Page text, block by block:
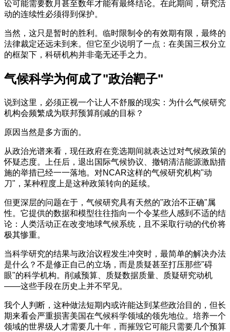
讼可能需要数月甚至数年才能有最终结论。在此期间，研究活
动的连续性必须得到保护。
当然，这只是暂时的胜利。临时限制令的有效期有限，最终的
法律裁定还远未到来。但它至少说明了一点：在美国三权分立
的框架下，科研机构并非毫无还手之力。
气候科学为何成了"政治靶子"
说到这里，必须正视一个让人不舒服的现实：为什么气候研究
机构会频繁成为联邦预算削减的目标？
原因当然是多方面的。
从政治光谱来看，现任政府在竞选期间就表达过对气候政策的
怀疑态度。上任后，退出国际气候协议、撤销清洁能源激励措
施的举措已经一一落地。对NCAR这样的气候研究机构"动
刀"，某种程度上是这种政策转向的延续。
但更深层的问题在于，气候研究具有天然的"政治不正确"属
性。它提供的数据和模型往往指向一个令某些人感到不适的结
论：人类活动正在改变地球气候系统，且不采取行动的代价将
极其惨重。
当科学研究的结果与政治议程发生冲突时，最简单的解决办法
是什么？不是修正自己的立场，而是质疑甚至打压那些"碍
眼"的科学机构。削减预算、质疑数据质量、质疑研究动机
——这些手段在历史上并不罕见。
我个人判断，这种做法短期内或许能达到某些政治目的，但长
期来看会严重损害美国在气候科学领域的领先地位。培养一个
领域的世界级人才需要几十年，而摧毁它可能只需要几个预算